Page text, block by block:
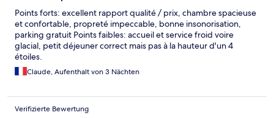
Points forts: excellent rapport qualité / prix, chambre spacieuse
et confortable, propreté impeccable, bonne insonorisation,
parking gratuit Points faibles: accueil et service froid voire
glacial, petit déjeuner correct mais pas à la hauteur d'un 4
étoiles.
Claude, Aufenthalt von 3 Nächten
Verifizierte Bewertung